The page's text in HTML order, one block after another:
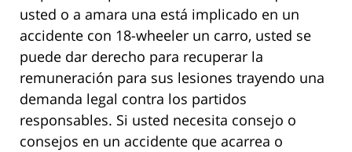
usted o a amara una está implicado en un
accidente con 18-wheeler un carro, usted se
puede dar derecho para recuperar la
remuneración para sus lesiones trayendo una
demanda legal contra los partidos
responsables. Si usted necesita consejo o
consejos en un accidente que acarrea o